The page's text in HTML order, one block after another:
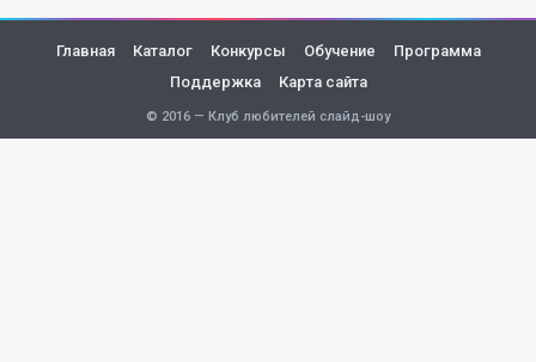
Главная Каталог Конкурсы Обучение
Программа
Поддержка
Карта сайта
© 2016 — Клуб любителей слайд-шоу